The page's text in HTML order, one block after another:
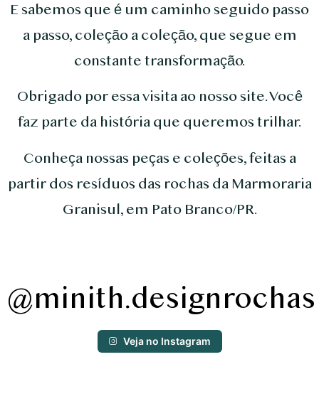
E sabemos que é um caminho seguido passo
a passo, coleção a coleção, que segue em
constante transformação.
Obrigado por essa visita ao nosso site. Você
faz parte da história que queremos trilhar.
Conheça nossas peças e coleções, feitas a
partir dos resíduos das rochas da Marmoraria
Granisul, em Pato Branco/PR.
@minith.designrochas
Veja no Instagram